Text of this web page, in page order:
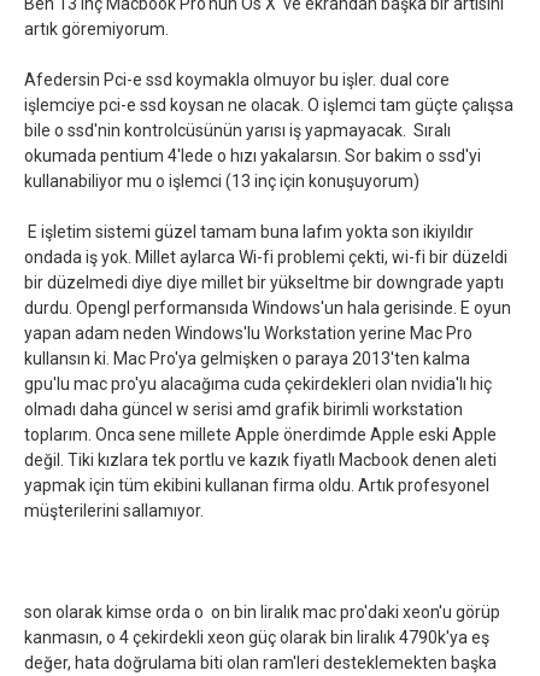
artık göremiyorum.
Afedersin Pci-e ssd koymakla olmuyor bu işler. dual core
işlemciye pci-e ssd koysan ne olacak. O işlemci tam güçte çalışsa
bile o ssd'nin kontrolcüsünün yarısı iş yapmayacak. Sıralı
okumada pentium 4'lede o hızı yakalarsın. Sor bakim o ssd'yi
kullanabiliyor mu o işlemci (13 inç için konuşuyorum)
E işletim sistemi güzel tamam buna lafım yokta son ikiyıldır
ondada iş yok. Millet aylarca Wi-fi problemi çekti, wi-fi bir düzeldi
bir düzelmedi diye diye millet bir yükseltme bir downgrade yaptı
durdu. Opengl performansıda Windows'un hala gerisinde. E oyun
yapan adam neden Windows'lu Workstation yerine Mac Pro
kullansın ki. Mac Pro'ya gelmişken o paraya 2013'ten kalma
gpu'lu mac pro'yu alacağıma cuda çekirdekleri olan nvidia'lı hiç
olmadı daha güncel w serisi amd grafik birimli workstation
toplarım. Onca sene millete Apple önerdimde Apple eski Apple
değil. Tiki kızlara tek portlu ve kazık fiyatlı Macbook denen aleti
yapmak için tüm ekibini kullanan firma oldu. Artık profesyonel
müşterilerini sallamıyor.
son olarak kimse orda o on bin liralık mac pro'daki xeon'u görüp
kanmasın, o 4 çekirdekli xeon güç olarak bin liralık 4790k'ya eş
değer, hata doğrulama biti olan ram'leri desteklemekten başka